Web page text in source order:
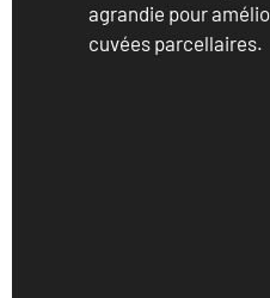
agrandie pour
cuvées parcellaires.